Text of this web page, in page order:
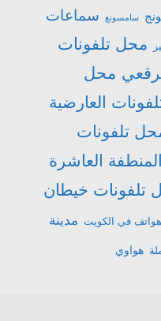
سامسونغ سماعات
محل تلفونات
محل
العارضية
تلفونات
العاشرة
تلفونات خيطان
في الكويت مدينة
هواوي